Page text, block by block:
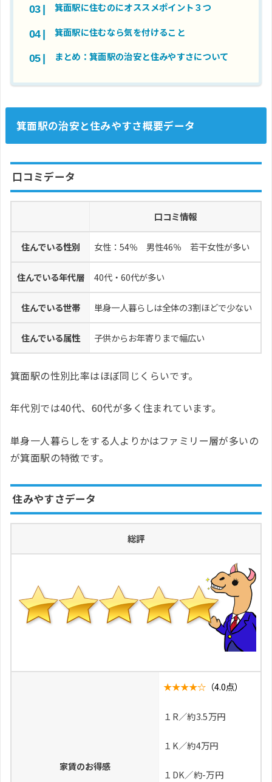
箕面駅に住むのにオススメポイント３つ
箕面駅に住むなら気を付けること
まとめ：箕面駅の治安と住みやすさについて
箕面駅の治安と住みやすさ概要データ
口コミデータ
口コミ情報
住んでいる性別 女性：54％ 男性46％ 若干女性が多い
住んでいる年代層 40代・60代が多い
住んでいる世帯 単身一人暮らしは全体の3割ほどで少ない
住んでいる属性 子供からお年寄りまで幅広い
箕面駅の性別比率はほぼ同じくらいです。
年代別では40代、60代が多く住まれています。
単身一人暮らしをする人よりかはファミリー層が多いの
が箕面駅の特徴です。
住みやすさデータ
総評
家賃のお得感
★★★★☆ （4.0点）
１R／約3.5万円
１K／約4万円
１DK／約-万円